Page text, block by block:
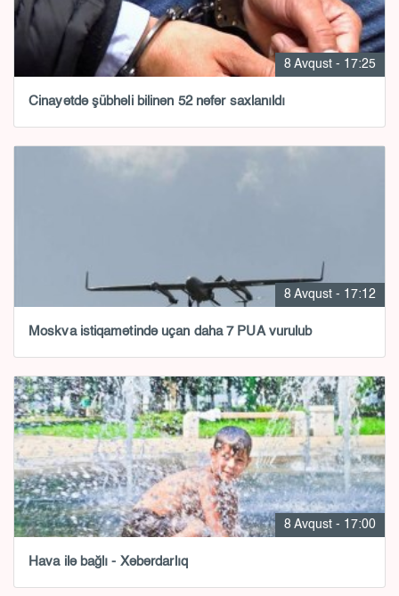
8 Avqust - 17:25
Cinayətdə şübhəli bilinən 52 nəfər saxlanıldı
8 Avqust - 17:12
Moskva istiqamətində uçan daha 7 PUA vurulub
8 Avqust - 17:00
Hava ilə bağlı - Xəbərdarlıq